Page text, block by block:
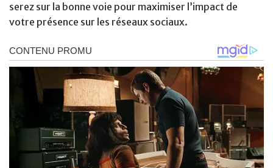
serez sur la bonne voie pour maximiser l’impact de
votre présence sur les réseaux sociaux.